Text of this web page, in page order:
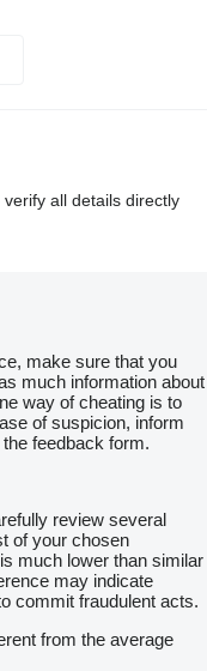
all details directly
make sure that you
much information about
way of cheating is to
of suspicion, inform
feedback form.
review several
of your chosen
much lower than similar
may indicate
commit fraudulent acts.
from the average